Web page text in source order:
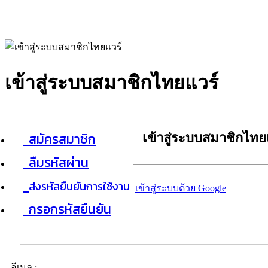
เข้าสู่ระบบสมาชิกไทยแวร์
สมัครสมาชิก
ลืมรหัสผ่าน
ส่งรหัสยืนยันการใช้งาน
กรอกรหัสยืนยัน
เข้าสู่ระบบสมาชิกไท
เข้าสู่ระบบด้วย Google